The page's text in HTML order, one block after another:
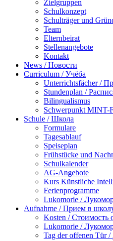
Zielgruppen
Schulkonzept
Schulträger und
Team
Elternbeirat
Stellenangebote
Kontakt
News / Новости
Curriculum / Учёба
Unterrichtsfächer /
Stundenplan /
Bilingualismus
Schwerpunkt MINT-
Schule / Школа
Formulare
Tagesablauf
Speiseplan
Frühstücke und
Schulkalender
AG-Angebote
Kurs Künstliche
Ferienprogramme
Lukomorie /
Aufnahme / Прием в
Kosten / Стоимость
Lukomorie /
Tag der offenen Tür